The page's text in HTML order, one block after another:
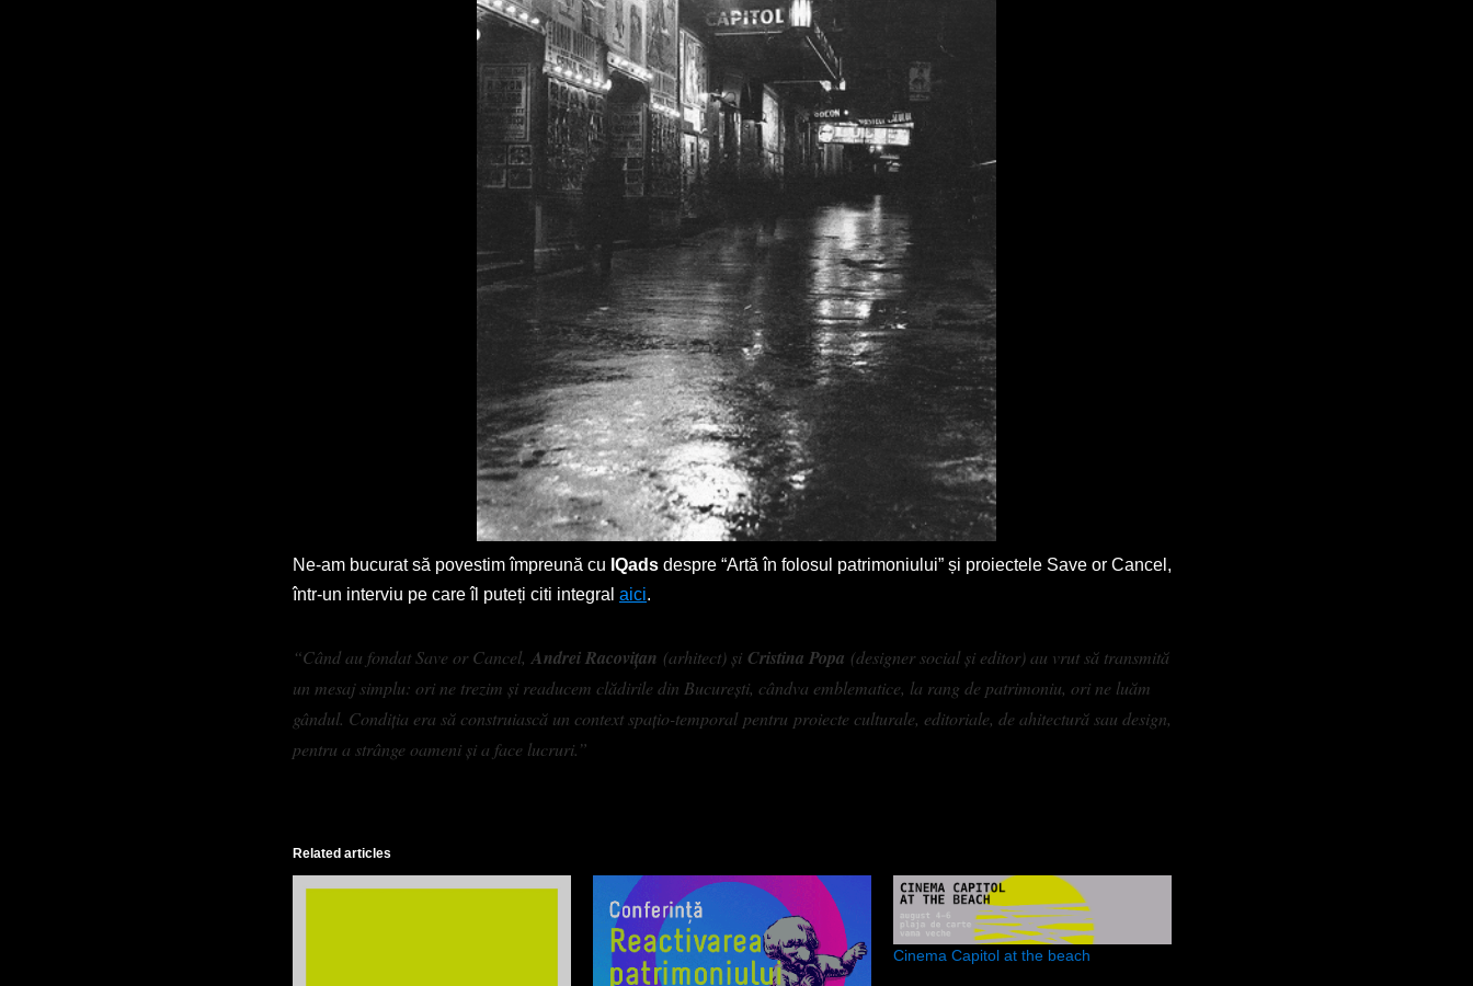
Ne-am bucurat să povestim împreună cu IQads despre “Artă în folosul patrimoniului” și proiectele Save or Cancel,
într-un interviu pe care îl puteți citi integral aici.
“Când au fondat Save or Cancel, Andrei Racovițan (arhitect) și Cristina Popa (designer social și editor) au vrut să transmită
un mesaj simplu: ori ne trezim și readucem clădirile din București, cândva emblematice, la rang de patrimoniu, ori ne luăm
gândul. Condiția era să construiască un context spațio-temporal pentru proiecte culturale, editoriale, de ahitectură sau design,
pentru a strânge oameni și a face lucruri.”
Related articles
Cinema Capitol at the beach